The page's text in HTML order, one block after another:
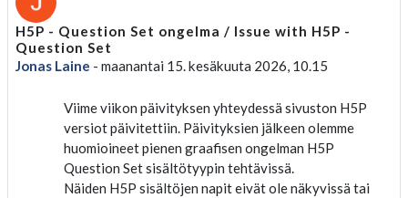
H5P - Question Set ongelma / Issue with H5P -
Question Set
Jonas Laine - maanantai 15. kesäkuuta 2026, 10.15
Vastausten määrä: 0
Viime viikon päivityksen yhteydessä sivuston H5P
versiot päivitettiin. Päivityksien jälkeen olemme
huomioineet pienen graafisen ongelman H5P
Question Set sisältötyypin tehtävissä.
Näiden H5P sisältöjen napit eivät ole näkyvissä tai